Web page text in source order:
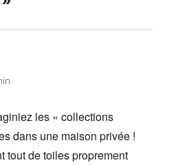
les « collections
dans une maison privée !
tout de toiles proprement